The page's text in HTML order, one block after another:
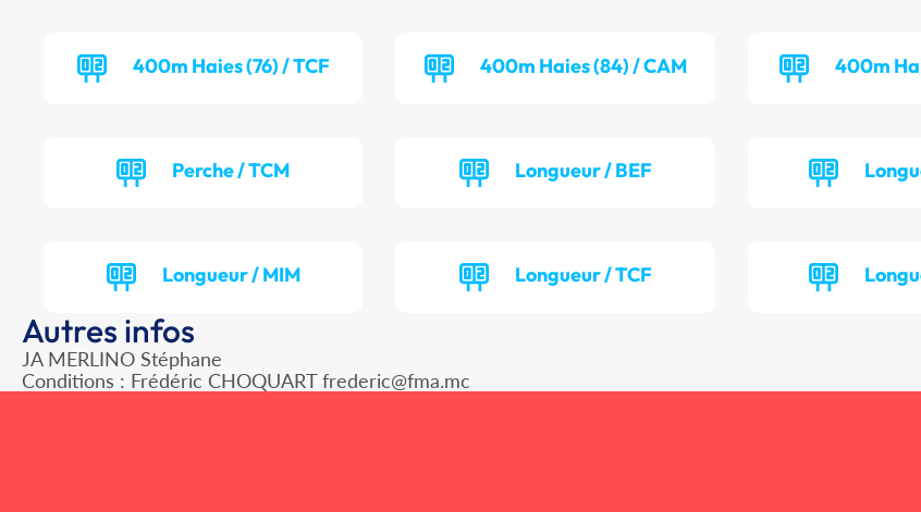
400m Haies (76) / TCF 400m Haies (84) / CAM 400m
Perche / TCM Longueur / BEF
Longueur / MIM Longueur / TCF
Autres infos
JA MERLINO Stéphane
Conditions : Frédéric CHOQUART frederic@fma.mc